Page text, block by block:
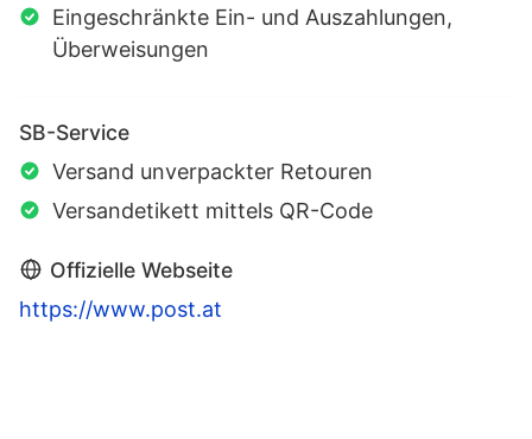
Eingeschränkte Ein- und Auszahlungen,
Überweisungen
SB-Service
Versand unverpackter Retouren
Versandetikett mittels QR-Code
Offizielle Webseite
https://www.post.at